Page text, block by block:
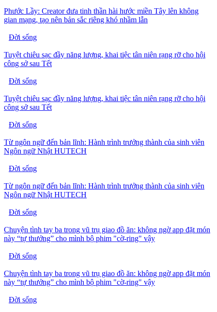
Phước Lầy: Creator đưa tinh thần hài hước miền Tây lên không
gian mạng, tạo nên bản sắc riêng khó nhầm lẫn
Đời sống
Tuyệt chiêu sạc đầy năng lượng, khai tiệc tân niên rạng rỡ cho hội
công sở sau Tết
Đời sống
Tuyệt chiêu sạc đầy năng lượng, khai tiệc tân niên rạng rỡ cho hội
công sở sau Tết
Đời sống
Từ ngôn ngữ đến bản lĩnh: Hành trình trưởng thành của sinh viên
Ngôn ngữ Nhật HUTECH
Đời sống
Từ ngôn ngữ đến bản lĩnh: Hành trình trưởng thành của sinh viên
Ngôn ngữ Nhật HUTECH
Đời sống
Chuyện tình tay ba trong vũ trụ giao đồ ăn: không ngờ app đặt món
này “tự thưởng” cho mình bộ phim "cờ-ring" vậy
Đời sống
Chuyện tình tay ba trong vũ trụ giao đồ ăn: không ngờ app đặt món
này “tự thưởng” cho mình bộ phim "cờ-ring" vậy
Đời sống